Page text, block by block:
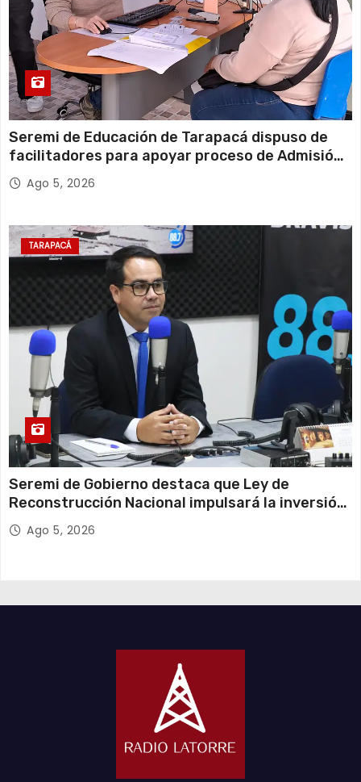
Seremi de Educación de Tarapacá dispuso de
facilitadores para apoyar proceso de Admisión
Escolar 2027
Ago 5, 2026
TARAPACÁ
Seremi de Gobierno destaca que Ley de
Reconstrucción Nacional impulsará la inversión
y el empleo en Tarapacá
Ago 5, 2026